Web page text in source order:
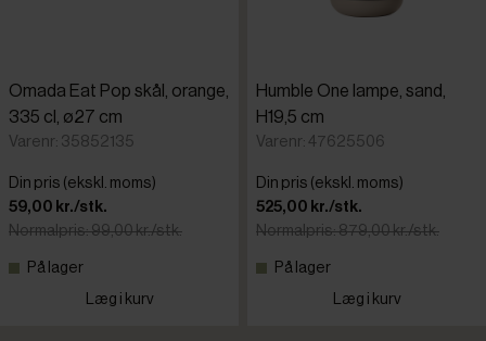
Omada Eat Pop skål, orange,
335 cl, ø27 cm
Varenr: 35852135
Din pris (ekskl. moms)
59,00 kr./stk.
Normalpris: 99,00 kr./stk.
På lager
Læg i kurv
Humble One lampe, sand,
H19,5 cm
Varenr: 47625506
Din pris (ekskl. moms)
525,00 kr./stk.
Normalpris: 879,00 kr./stk.
På lager
Læg i kurv